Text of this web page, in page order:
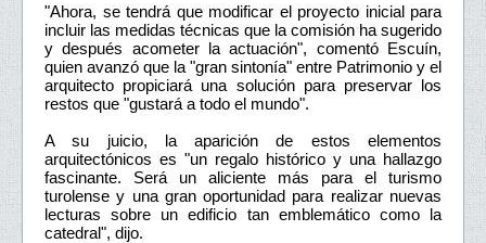
"Ahora, se tendrá que modificar el proyecto inicial para
incluir las medidas técnicas que la comisión ha sugerido
y después acometer la actuación", comentó Escuín,
quien avanzó que la "gran sintonía" entre Patrimonio y el
arquitecto propiciará una solución para preservar los
restos que "gustará a todo el mundo".
A su juicio, la aparición de estos elementos
arquitectónicos es "un regalo histórico y una hallazgo
fascinante. Será un aliciente más para el turismo
turolense y una gran oportunidad para realizar nuevas
lecturas sobre un edificio tan emblemático como la
catedral", dijo.